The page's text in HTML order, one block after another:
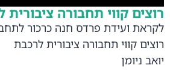
רוצים קווי תחבורה
לקראת ועידת פרדס חנה כרכור לתחבורה
רוצים קווי תחבורה ציבורית לרכבת
יואב ניומן